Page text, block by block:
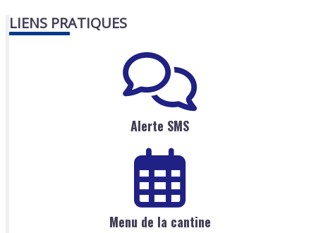
LIENS PRATIQUES
Alerte SMS
Menu de la cantine